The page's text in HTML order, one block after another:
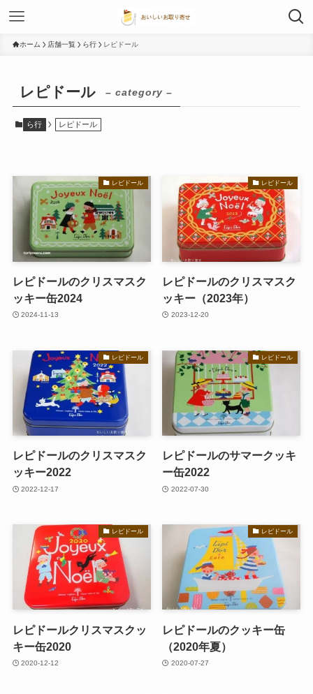
ホーム 店舗一覧 ら行 レピドール
レピドール – category –
ら行 レピドール
レピドール
レピドールのクリスマスク
ッキー缶2024
2024-11-13
レピドール
レピドールのクリスマスク
ッキー（2023年）
2023-12-20
レピドール
レピドールのクリスマスク
ッキー2022
2022-12-17
レピドール
レピドールのサマークッキ
ー缶2022
2022-07-30
レピドール
レピドールクリスマスクッ
キー缶2020
2020-12-12
レピドール
レピドールのクッキー缶
（2020年夏）
2020-07-27